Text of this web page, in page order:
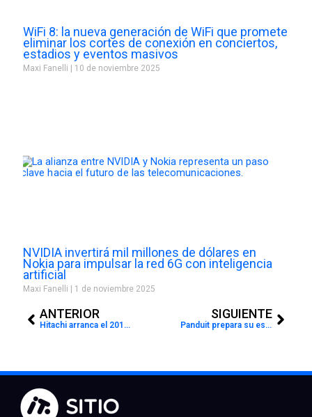
WiFi 8: la nueva generación de WiFi que promete
eliminar los cortes de conexión en conciertos,
estadios y eventos masivos
Maxi Fanelli 10 de noviembre 2025
NVIDIA invertirá mil millones de dólares en
Nokia para impulsar la red 6G con inteligencia
artificial
Maxi Fanelli 1 de noviembre 2025
ANTERIOR
Hitachi arranca el 2016 con portafolio Flash
SIGUIENTE
Panduit prepara su estrategia para el 2016